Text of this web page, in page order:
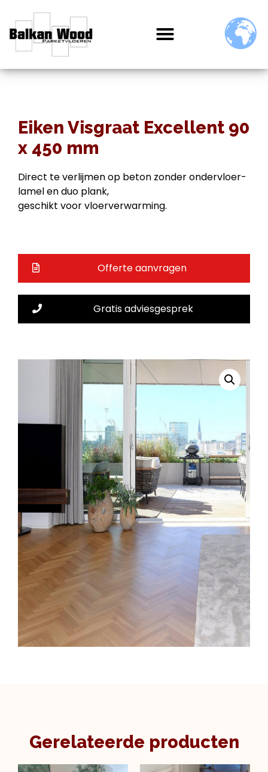
Eiken Visgraat Excellent 90
x 450 mm
Direct te verlijmen op beton zonder ondervloer-
lamel en duo plank,
geschikt voor vloerverwarming.
Offerte aanvragen
Gratis adviesgesprek
Gerelateerde producten